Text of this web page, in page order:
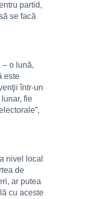
partid,
se facă
– o lună,
este
într-un
fie
nivel local
de
ar putea
cu aceste